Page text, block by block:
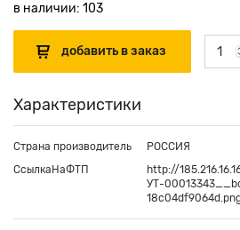
в наличии: 103
Характеристики
Страна производитель
РОССИЯ
СсылкаНаФТП
http://
УТ-